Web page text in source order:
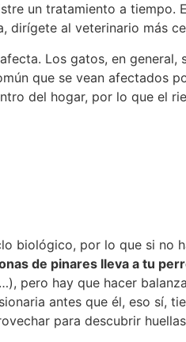
un tratamiento a tiempo.
dirígete al veterinario más
Los gatos, en general,
que se vean afectados
del hogar, por lo que el
biológico, por lo que si no
de pinares lleva a tu
pero hay que hacer
antes que él, eso sí,
para descubrir